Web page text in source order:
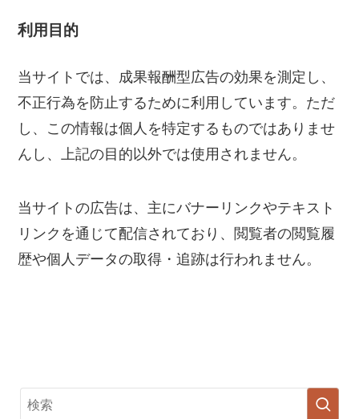
利用目的
当サイトでは、成果報酬型広告の効果を測定し、
不正行為を防止するために利用しています。ただ
し、この情報は個人を特定するものではありませ
んし、上記の目的以外では使用されません。
当サイトの広告は、主にバナーリンクやテキスト
リンクを通じて配信されており、閲覧者の閲覧履
歴や個人データの取得・追跡は行われません。